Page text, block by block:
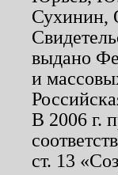
Сухинин,
выдано
и
В 2006 г.
ст. 13